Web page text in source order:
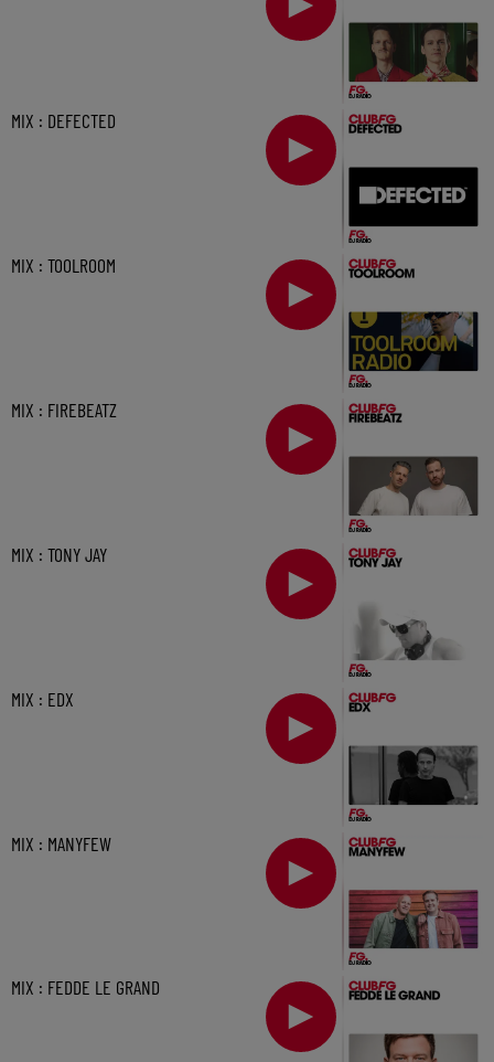
MIX : DEFECTED
MIX : TOOLROOM
MIX : FIREBEATZ
MIX : TONY JAY
MIX : EDX
MIX : MANYFEW
MIX : FEDDE LE GRAND